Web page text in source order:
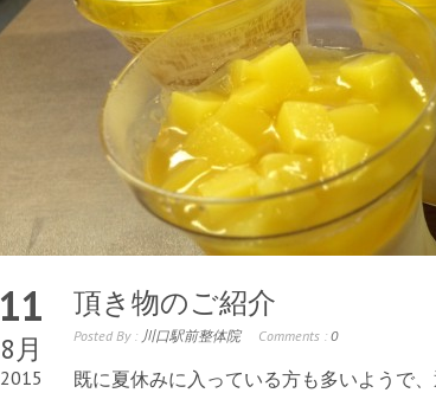
11
8月
2015
頂き物のご紹介
Posted By : 川口駅前整体院 Comments : 0
既に夏休みに入っている方も多いようで